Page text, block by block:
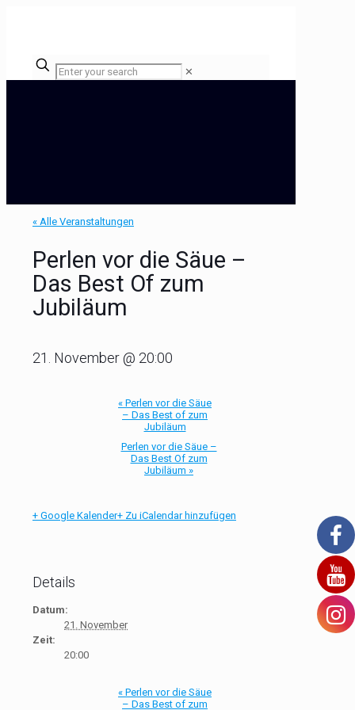
✕
« Alle Veranstaltungen
Perlen vor die Säue –
Das Best Of zum
Jubiläum
21. November @ 20:00
« Perlen vor die Säue
– Das Best of zum
Jubiläum
Perlen vor die Säue –
Das Best Of zum
Jubiläum »
+ Google Kalender+ Zu iCalendar hinzufügen
Details
Datum:
21. November
Zeit:
20:00
« Perlen vor die Säue
– Das Best of zum